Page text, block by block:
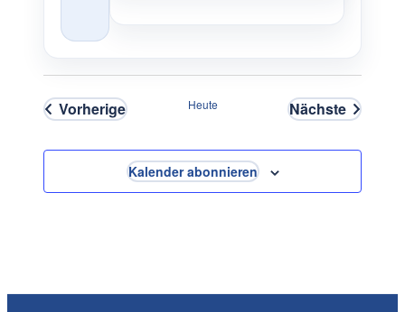
Vorherige
Veranstaltungen
Heute
Nächste
Kalender abonnieren